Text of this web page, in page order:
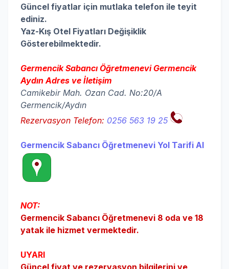
Güncel fiyatlar için mutlaka telefon ile teyit
ediniz.
Yaz-Kış Otel Fiyatları Değişiklik
Gösterebilmektedir.
Germencik Sabancı Öğretmenevi Germencik
Aydın Adres ve İletişim
Camikebir Mah. Ozan Cad. No:20/A
Germencik/Aydın
Rezervasyon Telefon: 0256 563 19 25
Germencik Sabancı Öğretmenevi Yol Tarifi Al
NOT:
Germencik Sabancı Öğretmenevi 8 oda ve 18
yatak ile hizmet vermektedir.
UYARI
Güncel fiyat ve rezervasyon bilgilerini ve